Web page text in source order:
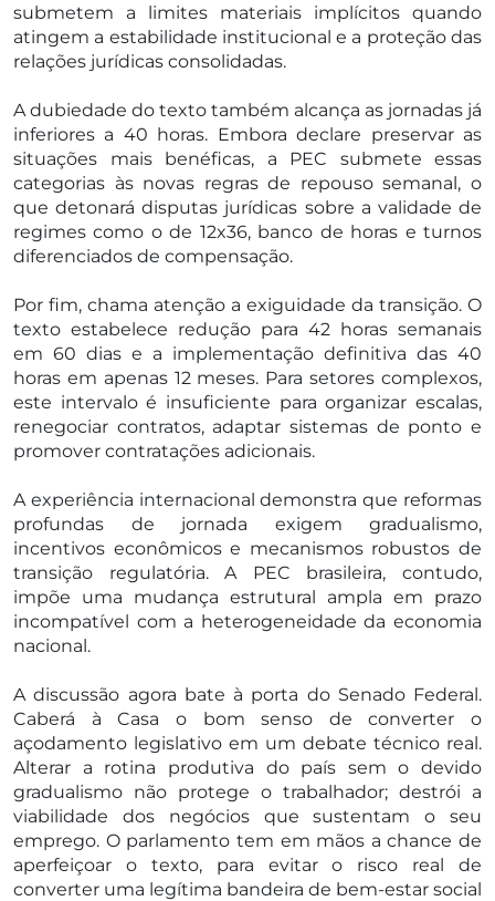
submetem a limites materiais implícitos quando
atingem a estabilidade institucional e a proteção das
relações jurídicas consolidadas.
A dubiedade do texto também alcança as jornadas já
inferiores a 40 horas. Embora declare preservar as
situações mais benéficas, a PEC submete essas
categorias às novas regras de repouso semanal, o
que detonará disputas jurídicas sobre a validade de
regimes como o de 12x36, banco de horas e turnos
diferenciados de compensação.
Por fim, chama atenção a exiguidade da transição. O
texto estabelece redução para 42 horas semanais
em 60 dias e a implementação definitiva das 40
horas em apenas 12 meses. Para setores complexos,
este intervalo é insuficiente para organizar escalas,
renegociar contratos, adaptar sistemas de ponto e
promover contratações adicionais.
A experiência internacional demonstra que reformas
profundas de jornada exigem gradualismo,
incentivos econômicos e mecanismos robustos de
transição regulatória. A PEC brasileira, contudo,
impõe uma mudança estrutural ampla em prazo
incompatível com a heterogeneidade da economia
nacional.
A discussão agora bate à porta do Senado Federal.
Caberá à Casa o bom senso de converter o
açodamento legislativo em um debate técnico real.
Alterar a rotina produtiva do país sem o devido
gradualismo não protege o trabalhador; destrói a
viabilidade dos negócios que sustentam o seu
emprego. O parlamento tem em mãos a chance de
aperfeiçoar o texto, para evitar o risco real de
converter uma legítima bandeira de bem-estar social